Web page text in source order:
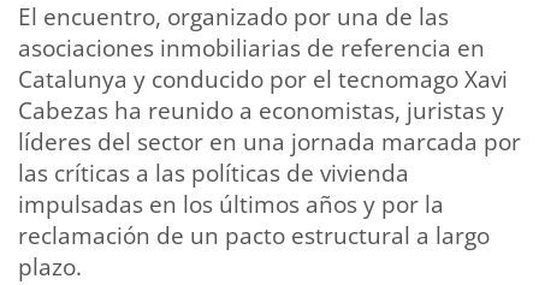
El encuentro, organizado por una de las
asociaciones inmobiliarias de referencia en
Catalunya y conducido por el tecnomago Xavi
Cabezas ha reunido a economistas, juristas y
líderes del sector en una jornada marcada por
las críticas a las políticas de vivienda
impulsadas en los últimos años y por la
reclamación de un pacto estructural a largo
plazo.